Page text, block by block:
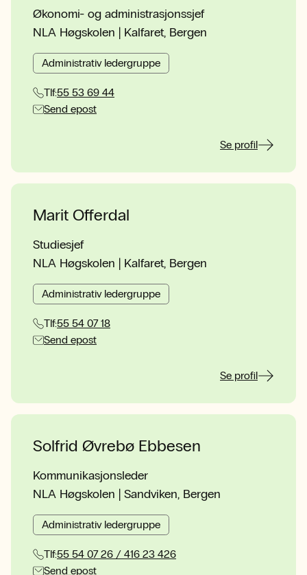
Økonomi- og administrasjonssjef
NLA Høgskolen | Kalfaret, Bergen
Administrativ ledergruppe
Tlf:55 53 69 44
Send epost
Se profil
Marit Offerdal
Studiesjef
NLA Høgskolen | Kalfaret, Bergen
Administrativ ledergruppe
Tlf:55 54 07 18
Send epost
Se profil
Solfrid Øvrebø Ebbesen
Kommunikasjonsleder
NLA Høgskolen | Sandviken, Bergen
Administrativ ledergruppe
Tlf:55 54 07 26 / 416 23 426
Send epost